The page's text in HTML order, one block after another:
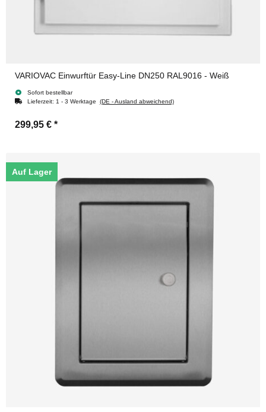
VARIOVAC Einwurftür Easy-Line DN250 RAL9016 - Weiß
Sofort bestellbar
Lieferzeit: 1 - 3 Werktage (DE - Ausland abweichend)
299,95 € *
Auf Lager